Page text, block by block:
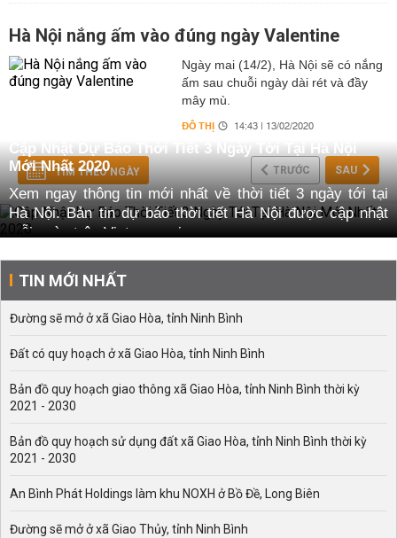
Hà Nội nắng ấm vào đúng ngày Valentine
Ngày mai (14/2), Hà Nội sẽ có nắng
ấm sau chuỗi ngày dài rét và đầy
mây mù.
ĐÔ THỊ 14:43 | 13/02/2020
TÌM THEO NGÀY TRƯỚC SAU
Cập Nhật Dự Báo Thời Tiết 3 Ngày Tới Tại Hà Nội
Mới Nhất 2020
Xem ngay thông tin mới nhất về thời tiết 3 ngày tới tại
Hà Nội. Bản tin dự báo thời tiết Hà Nội được cập nhật
mỗi ngày trên Vietnammoi.vn
Xem dự báo thời tiết Hà Nội 3 ngày tới chính xác
nhất 2020
Thời tiết Hà Nội trong những ngày vừa qua liên tục biến
đổi thất thường, chỉ trong vài ngày đầu tháng 5, thời tiết
nắng nóng gay gắt trở lại nhiệt độ có nơi lên đến 40 độ
C, thậm chí hơn 40 độ C cũng có. Sự biến đổi khí hậu
khắc thường, này đã gây khó khăn cho hoạt động sinh
hoạt và đi lại của người dân thủ đô.
Theo Trung tâm dự báo khí tượng thủy văn Quốc gia,
thời tiết Hà Nội 3 ngày tớisẽ trở lại bình thường nắng
và dông. Trong mưa dông có khả năng xảy ra lốc, sét và
chiều tối. Nên thời tiết Hà Nội ổn định hơn so với
TIN MỚI NHẤT
Đường sẽ mở ở xã Giao Hòa, tỉnh Ninh Bình
Đất có quy hoạch ở xã Giao Hòa, tỉnh Ninh Bình
Bản đồ quy hoạch giao thông xã Giao Hòa, tỉnh Ninh Bình thời kỳ
2021 - 2030
Bản đồ quy hoạch sử dụng đất xã Giao Hòa, tỉnh Ninh Bình thời kỳ
2021 - 2030
An Bình Phát Holdings làm khu NOXH ở Bồ Đề, Long Biên
Đường sẽ mở ở xã Giao Thủy, tỉnh Ninh Bình